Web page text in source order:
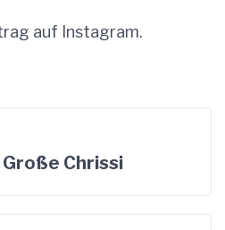
auf Instagram.
Chrissi